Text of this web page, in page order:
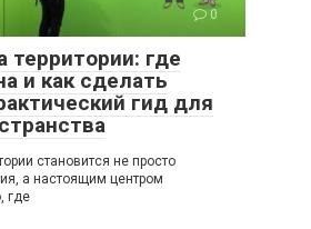
0
территории: где
и как сделать
гид для
становится не просто
а настоящим центром
где